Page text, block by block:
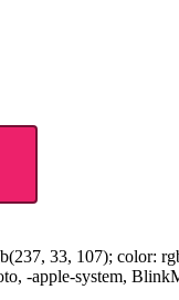
33, 107); color:
-apple-system,